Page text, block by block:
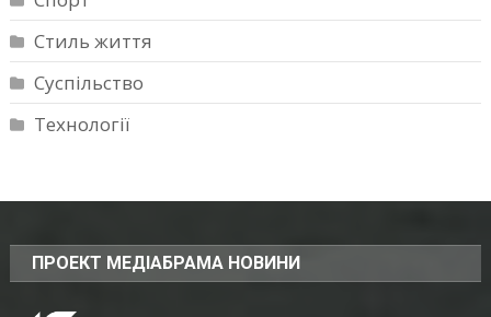
Стиль життя
Суспільство
Технології
ПРОЕКТ МЕДІАБРАМА НОВИНИ